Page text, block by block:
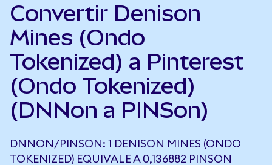
Convertir Denison
Mines (Ondo
Tokenized) a Pinterest
(Ondo Tokenized)
(DNNon a PINSon)
DNNON/PINSON: 1 DENISON MINES (ONDO
TOKENIZED) EQUIVALE A 0,136882 PINSON